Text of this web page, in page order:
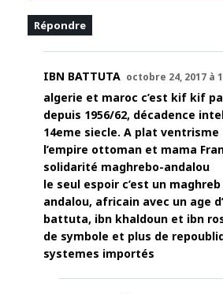
Répondre
IBN BATTUTA octobre 24, 2017 à
algerie et maroc c’est kif kif
depuis 1956/62, décadence
14eme siecle. A plat ventrisme
l’empire ottoman et mama
solidarité maghrebo-andalou
le seul espoir c’est un
andalou, africain avec un age
battuta, ibn khaldoun et ibn
de symbole et plus de
systemes importés